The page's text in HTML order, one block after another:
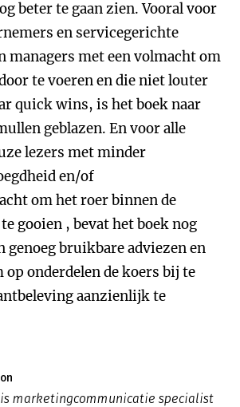
beter te gaan zien. Vooral voor
en servicegerichte
managers met een volmacht om
te voeren en die niet louter
quick wins, is het boek naar
geblazen. En voor alle
lezers met minder
en/of
om het roer binnen de
gooien , bevat het boek nog
genoeg bruikbare adviezen en
op onderdelen de koers bij te
aanzienlijk te
marketingcommunicatie specialist